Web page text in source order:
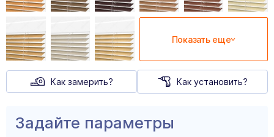
Показать еще
Как замерить? Как установить?
Задайте параметры